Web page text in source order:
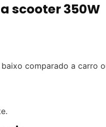
scooter 350W
comparado a carro